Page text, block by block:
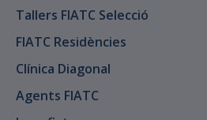
Tallers FIATC Selecció
FIATC Residències
Clínica Diagonal
Agents FIATC